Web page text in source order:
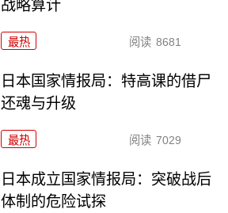
战略算计
最热 阅读 8681
日本国家情报局：特高课的借尸
还魂与升级
最热 阅读 7029
日本成立国家情报局：突破战后
体制的危险试探